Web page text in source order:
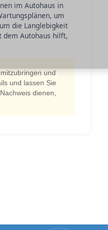
im Autohaus in
um
die Langlebigkeit
dem Autohaus hilft,
und
und lassen Sie
dienen,